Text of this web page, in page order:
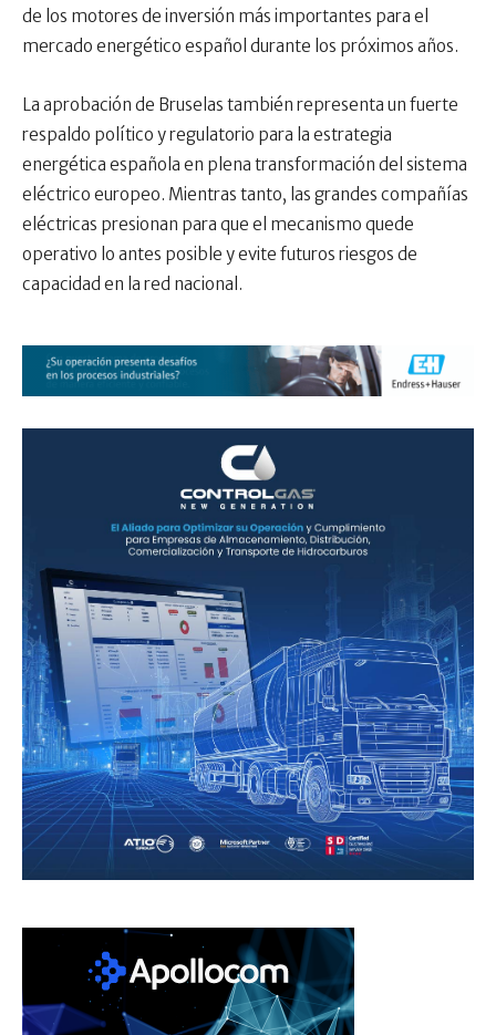
de los motores de inversión más importantes para el
mercado energético español durante los próximos años.
La aprobación de Bruselas también representa un fuerte
respaldo político y regulatorio para la estrategia
energética española en plena transformación del sistema
eléctrico europeo. Mientras tanto, las grandes compañías
eléctricas presionan para que el mecanismo quede
operativo lo antes posible y evite futuros riesgos de
capacidad en la red nacional.